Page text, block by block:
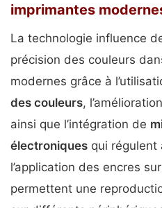
imprimantes
La technologie influence
précision des couleurs
modernes grâce à
des couleurs,
ainsi que l’intégration de
électroniques qui régulent
l’application des encres
permettent une